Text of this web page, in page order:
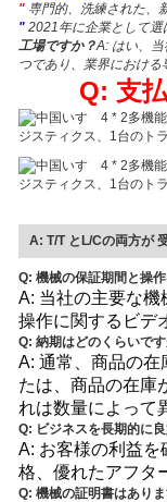
" 専門的、洗練された、
" 2021年に企業として選
工場ですか？A: はい、
つであり、業界における
Q: 支
A: T/T とL/Cの両方が
Q: 機械の保証期間と操
A: 当社の主要な機
操作に関するビデ
Q: 納期はどのくらいです
A: 通常、商品の在
たは、商品の在庫
れは数量によって
Q: ビジネスを長期的に
A: お客様の利益を
格、優れたアフタ
Q: 機械の証明書はあり